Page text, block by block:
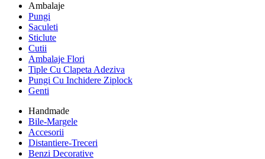
Ambalaje
Pungi
Saculeti
Sticlute
Cutii
Ambalaje Flori
Tiple Cu Clapeta Adeziva
Pungi Cu Inchidere Ziplock
Genti
Handmade
Bile-Margele
Accesorii
Distantiere-Treceri
Benzi Decorative